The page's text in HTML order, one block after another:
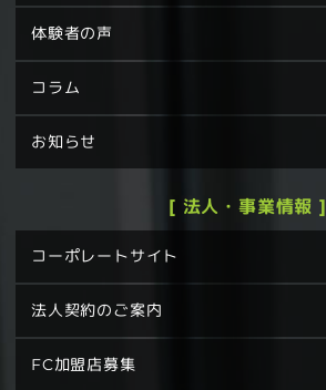
体験者の声
コラム
お知らせ
[ 法人・事業情報 ]
コーポレートサイト
法人契約のご案内
FC加盟店募集